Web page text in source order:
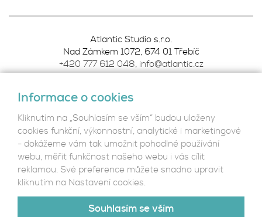
Atlantic Studio s.r.o.
Nad Zámkem 1072, 674 01 Třebíč
+420 777 612 048, info@atlantic.cz
Podmínky ochrany osobních údajů
Reference
Co děláme
Kdo jsme
Kontakt
Informace o cookies
Kliknutím na „Souhlasím se vším“ budou uloženy
cookies funkční, výkonnostní, analytické i marketingové
- dokážeme vám tak umožnit pohodlné používání
webu, měřit funkčnost našeho webu i vás cílit
reklamou. Své preference můžete snadno upravit
kliknutím na Nastavení cookies.
Souhlasím se vším